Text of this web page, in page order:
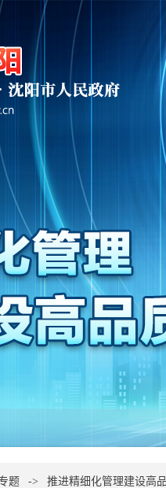
题 -> 推进精细化管理建设高